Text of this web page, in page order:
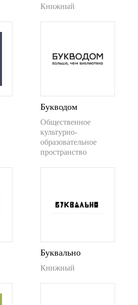
Книжный
Букводом
Общественное
культурно-
образовательное
пространство
Буквально
Книжный